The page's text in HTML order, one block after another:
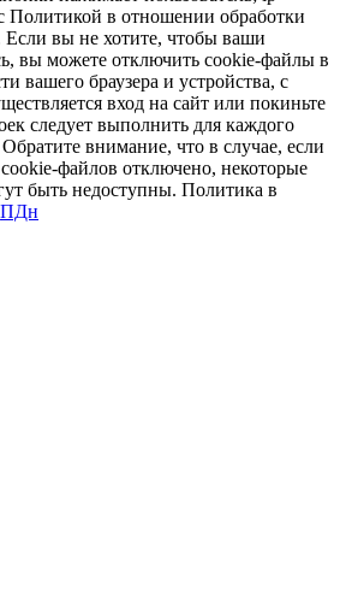
Политикой в отношении обработки
вы не хотите, чтобы ваши
вы можете отключить cookie-файлы в
вашего браузера и устройства, с
вход на сайт или покиньте
следует выполнить для каждого
Обратите внимание, что в случае, если
файлов отключено, некоторые
быть недоступны. Политика в
ПДн